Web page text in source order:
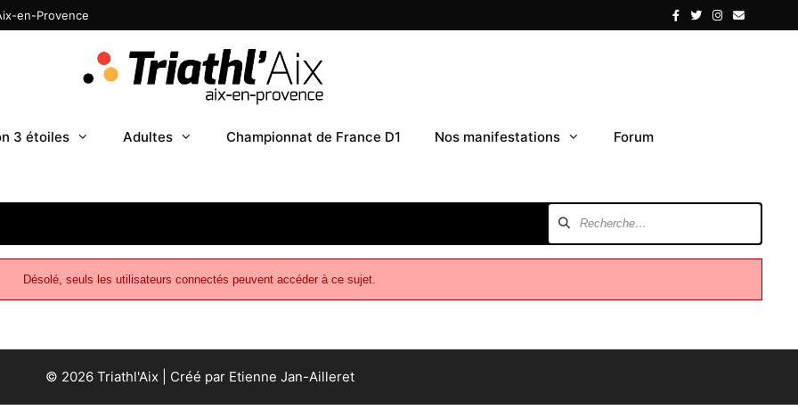
en-Provence
3 étoiles Adultes Championnat de France D1 Nos manifestations Forum
Désolé, seuls les utilisateurs connectés peuvent accéder à ce sujet.
© 2026 Triathl'Aix | Créé par Etienne Jan-Ailleret